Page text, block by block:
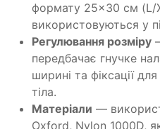
формату 25×30 см (L/
використовуються у
Регулювання розміру
передбачає гнучке
ширині та фіксації
тіла.
Матеріали —
Oxford, Nylon 1000D,